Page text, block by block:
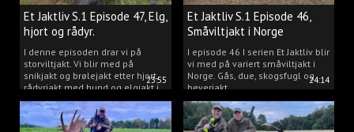
23:55
Et Jaktliv S.1 Episode 47, Elg,
hjort og rådyr.
I denne episoden drar vi på
storviltjakt. Vi blir med på
snikjakt og brølejakt etter hjort,
rådyrjakt med hund og elgjakt i
Trøndelag.
24:14
Et Jaktliv S.1 Episode 46,
Småviltjakt i Norge
I episode 46 I serien Et Jaktliv blir
vi med på variert småviltjakt i
Norge. Gås, due, skogsfugl og
beverjakt.